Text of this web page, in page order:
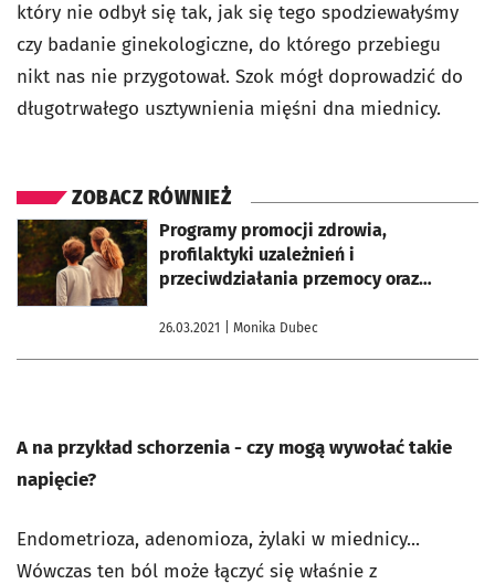
który nie odbył się tak, jak się tego spodziewałyśmy
czy badanie ginekologiczne, do którego przebiegu
nikt nas nie przygotował. Szok mógł doprowadzić do
długotrwałego usztywnienia mięśni dna miednicy.
ZOBACZ RÓWNIEŻ
Programy promocji zdrowia,
profilaktyki uzależnień i
przeciwdziałania przemocy oraz
społecznego dzieci i młodzieży
26.03.2021 | Monika Dubec
otworzy się w nowej karcie
A na przykład schorzenia - czy mogą wywołać takie
napięcie?
Endometrioza, adenomioza, żylaki w miednicy...
Wówczas ten ból może łączyć się właśnie z